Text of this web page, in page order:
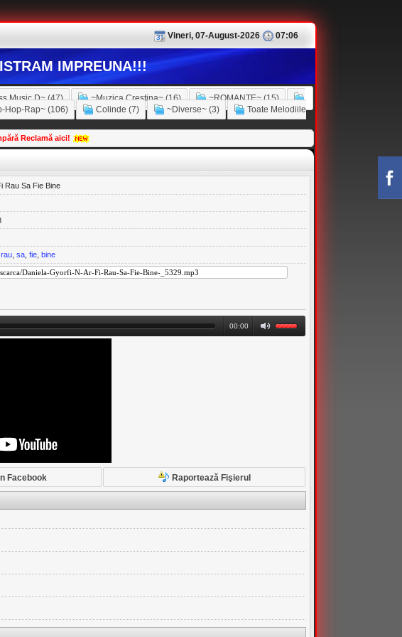
Vineri, 07-August-2026 07:06
IMPREUNA!!!
Music D~ (47) ~Muzica Crestina~ (16)
~ROMANTE~ (15)
Hop-Rap~ (106) Colinde (7) ~Diverse~ (3)
Toate Melodiile
Reclamă aici!
Rau Sa Fie Bine
rau sa fie bine
00:00
Facebook Raportează Fişierul